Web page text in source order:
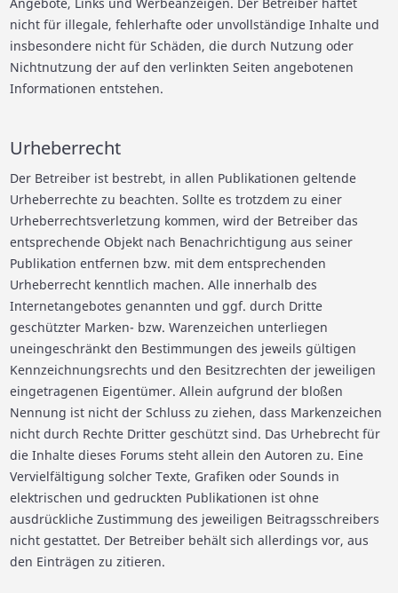
nicht für illegale, fehlerhafte oder unvollständige Inhalte und
insbesondere nicht für Schäden, die durch Nutzung oder
Nichtnutzung der auf den verlinkten Seiten angebotenen
Informationen entstehen.
Urheberrecht
Der Betreiber ist bestrebt, in allen Publikationen geltende
Urheberrechte zu beachten. Sollte es trotzdem zu einer
Urheberrechtsverletzung kommen, wird der Betreiber das
entsprechende Objekt nach Benachrichtigung aus seiner
Publikation entfernen bzw. mit dem entsprechenden
Urheberrecht kenntlich machen. Alle innerhalb des
Internetangebotes genannten und ggf. durch Dritte
geschützter Marken- bzw. Warenzeichen unterliegen
uneingeschränkt den Bestimmungen des jeweils gültigen
Kennzeichnungsrechts und den Besitzrechten der jeweiligen
eingetragenen Eigentümer. Allein aufgrund der bloßen
Nennung ist nicht der Schluss zu ziehen, dass Markenzeichen
nicht durch Rechte Dritter geschützt sind. Das Urhebrecht für
die Inhalte dieses Forums steht allein den Autoren zu. Eine
Vervielfältigung solcher Texte, Grafiken oder Sounds in
elektrischen und gedruckten Publikationen ist ohne
ausdrückliche Zustimmung des jeweiligen Beitragsschreibers
nicht gestattet. Der Betreiber behält sich allerdings vor, aus
den Einträgen zu zitieren.